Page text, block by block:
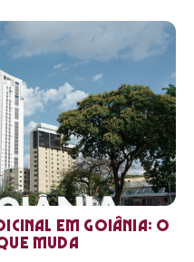
em Goiânia: o
muda